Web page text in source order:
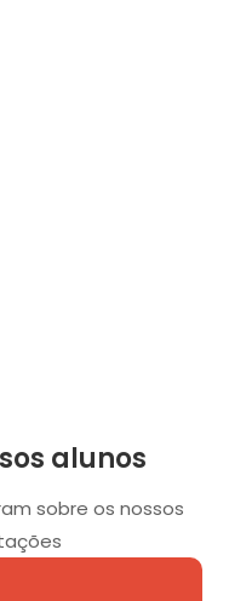
alunos
sobre os nossos